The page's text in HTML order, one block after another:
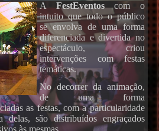
AFestEventoscom o
intuito que todo o público
se envolva de uma forma
diferenciada e divertida no
espectáculo, criou
intervenções com festas
temáticas.
No decorrer da animação,
de uma forma
as festas, com a particularidade
são distribuídos engraçados